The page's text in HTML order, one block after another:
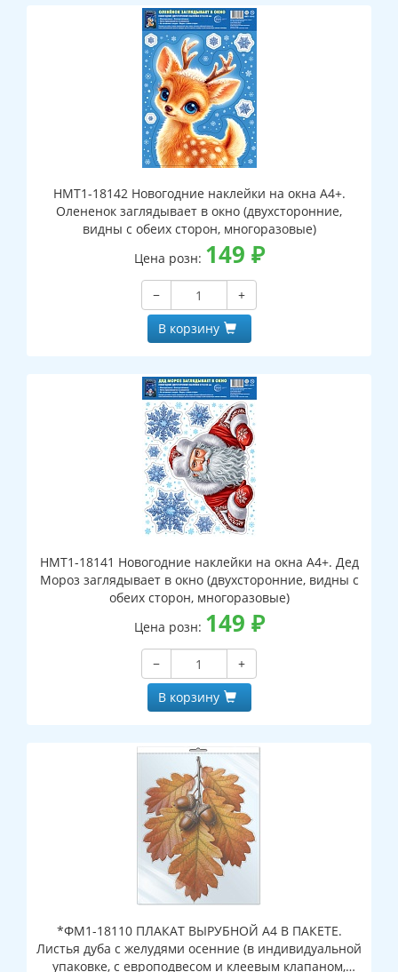
НМТ1-18142 Новогодние наклейки на окна А4+.
Олененок заглядывает в окно (двухсторонние,
видны с обеих сторон, многоразовые)
Цена розн: 149 ₽
−
+
В корзину
НМТ1-18141 Новогодние наклейки на окна А4+. Дед
Мороз заглядывает в окно (двухсторонние, видны с
обеих сторон, многоразовые)
Цена розн: 149 ₽
−
+
В корзину
*ФМ1-18110 ПЛАКАТ ВЫРУБНОЙ А4 В ПАКЕТЕ.
Листья дуба с желудями осенние (в индивидуальной
упаковке, с европодвесом и клеевым клапаном,